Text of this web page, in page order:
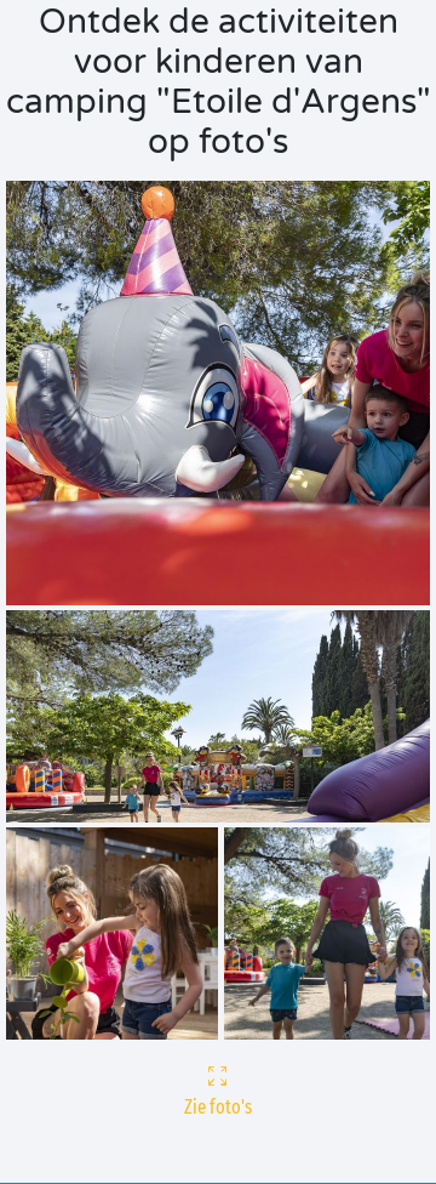
Ontdek de activiteiten
voor kinderen van
camping "Etoile d'Argens"
op foto's
Zie foto's